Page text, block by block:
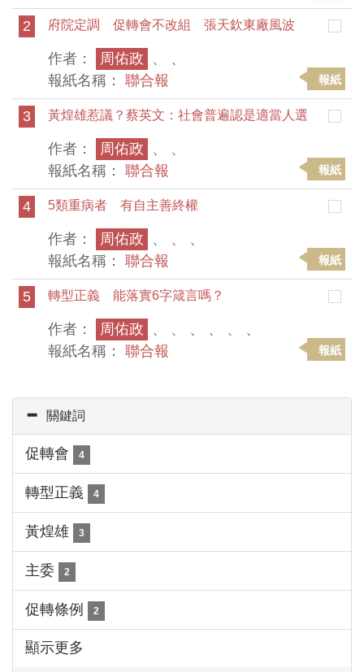
2 府院定調 促轉會不改組 張天欽東廠風波
作者： 周佑政
、 、
報紙名稱： 聯合報 報紙
3 黃煌雄惹議？蔡英文：社會普遍認是適當人選
作者： 周佑政
、 、
報紙名稱： 聯合報 報紙
4 5類重病者 有自主善終權
作者： 周佑政
、 、 、
報紙名稱： 聯合報 報紙
5 轉型正義 能落實6字箴言嗎？
作者： 周佑政
、 、 、 、 、 、
報紙名稱： 聯合報 報紙
關鍵詞
促轉會 4
轉型正義 4
黃煌雄 3
主委 2
促轉條例 2
顯示更多